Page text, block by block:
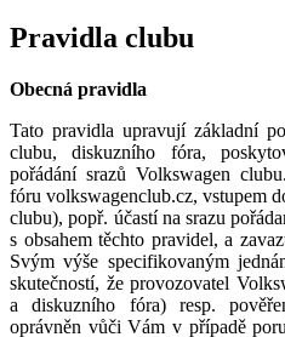
Pravidla clubu
Obecná pravidla
Tato pravidla upravují základní
clubu, diskuzního fóra,
pořádání srazů Volkswagen
fóru volkswagenclub.cz, vstupem
clubu), popř. účastí na srazu
s obsahem těchto pravidel, a
Svým výše specifikovaným
skutečností, že provozovatel
a diskuzního fóra) resp.
oprávněn vůči Vám v případě